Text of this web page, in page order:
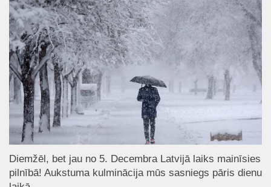
Diemžēl, bet jau no 5. Decembra Latvijā laiks mainīsies
pilnībā! Aukstuma kulminācija mūs sasniegs pāris dienu